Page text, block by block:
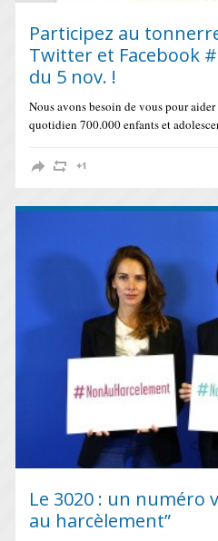
Participez au
Twitter et Facebook
du 5 nov. !
Nous avons besoin de vous pour
quotidien 700.000 enfants et
Le 3020 : un numéro
au harcèlement”